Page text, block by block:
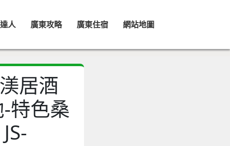
網站地圖
廣東住宿
廣東攻略
人
居酒
特色桑